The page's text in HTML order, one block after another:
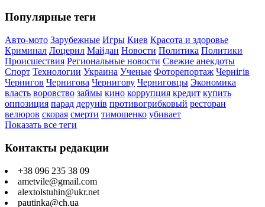
Популярные теги
Авто-мото Зарубежные Игры Киев Красота и здоровье
Криминал Лоцерил Майдан Новости Политика Политики
Происшествия Региональные новости Свежие анекдоты
Спорт Технологии Украина Ученые Фоторепортаж Чернігів
Чернигов Чернигова Чернигову Черниговцы Экономика
власть воровство займы кино коррупция кредит купить
оппозиция парад дерунів противогрибковый ресторан
велюров скорая смерти тимошенко убивает
Показать все теги
Контакты редакции
+38 096 235 38 09
ametvile@gmail.com
alextolstuhin@ukr.net
pautinka@ch.ua